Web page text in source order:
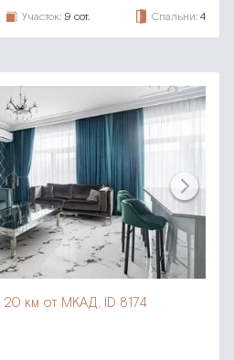
Участок: 9 сот. Спальни: 4
20 км от МКАД, ID 8174